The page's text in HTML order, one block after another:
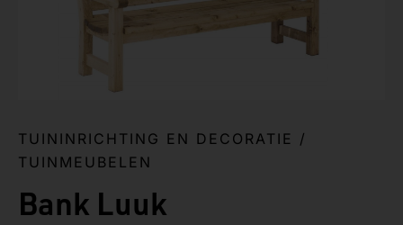
TUININRICHTING EN DECORATIE /
TUINMEUBELEN
Bank Luuk